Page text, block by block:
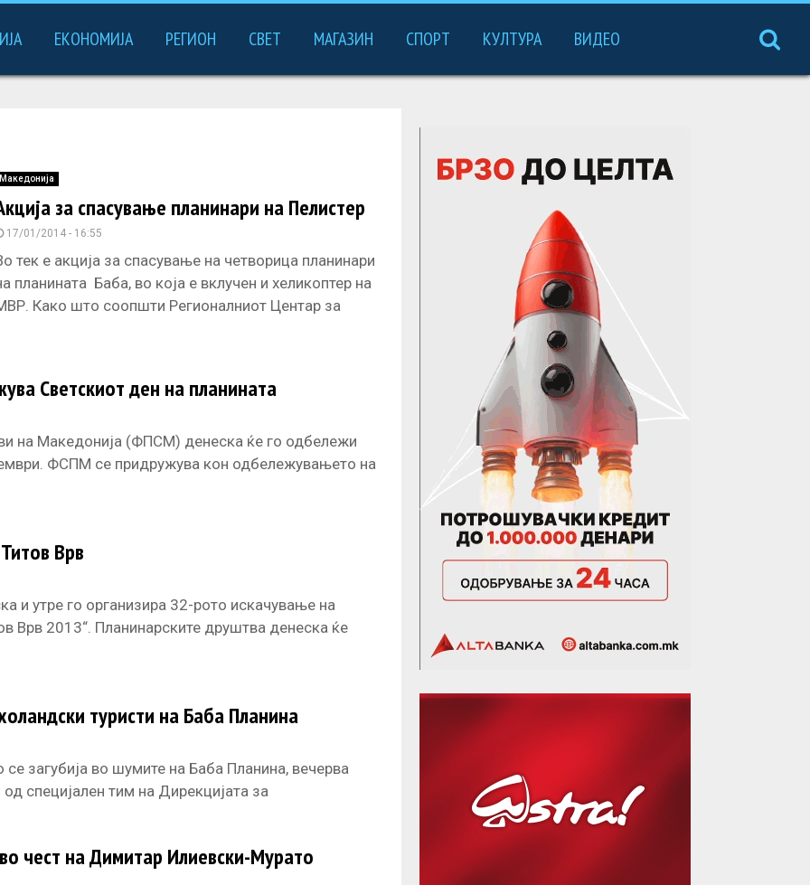
ЕКОНОМИЈА РЕГИОН СВЕТ МАГАЗИН СПОРТ КУЛТУРА ВИДЕО
Македонија
за спасување планинари на Пелистер
17/01/2014 - 16:55
тек е акција за спасување на четворица планинари
планината Баба, во која е вклучен и хеликоптер на
Како што соопшти Регионалниот Центар за
Светскиот ден на планината
на Македонија (ФПСМ) денеска ќе го одбележи
ФСПМ се придружува кон одбележувањето на
Врв
и утре го организира 32-рото искачување на
Врв 2013“. Планинарските друштва денеска ќе
туристи на Баба Планина
загубија во шумите на Баба Планина, вечерва
специјален тим на Дирекцијата за
чест на Димитар Илиевски-Мурато